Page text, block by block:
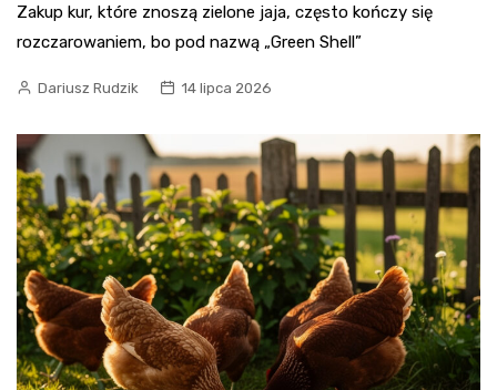
Zakup kur, które znoszą zielone jaja, często kończy się
rozczarowaniem, bo pod nazwą „Green Shell”
Dariusz Rudzik 14 lipca 2026